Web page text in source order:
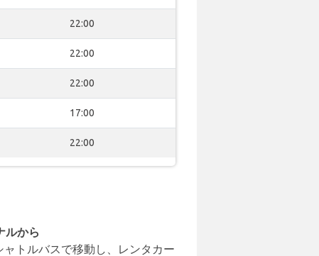
22:00
22:00
22:00
17:00
22:00
ルから
トルバスで移動し、レンタカー